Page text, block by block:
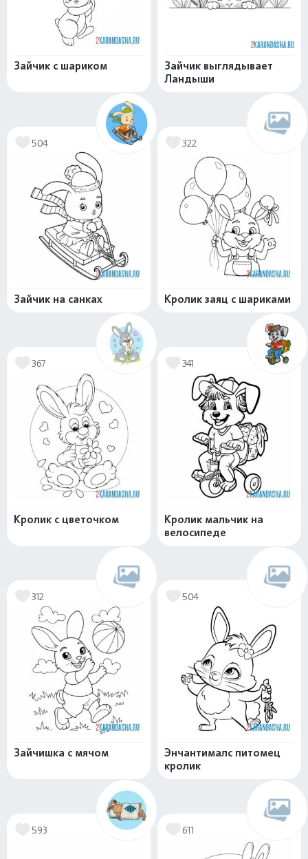
Зайчик с шариком
Зайчик выглядывает
Ландыши
504
Зайчик на санках
322
Кролик заяц с шариками
367
Кролик с цветочком
341
Кролик мальчик на
велосипеде
312
Зайчишка с мячом
504
Энчантималс питомец
кролик
593 611